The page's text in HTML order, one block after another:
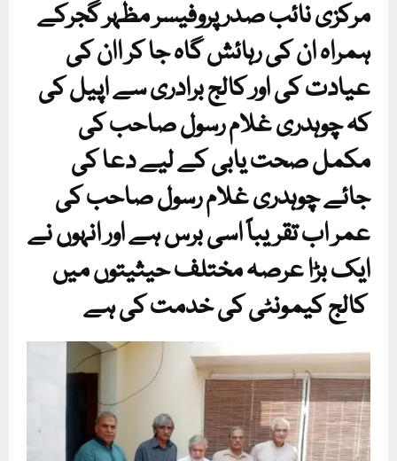
مرکزی نائب صدر پروفیسر مظہر گجرکے
ہمراہ ان کی رہائش گاہ جا کر اان کی
عیادت کی اور کالج برادری سے اپیل کی
کہ چوہدری غلام رسول صاحب کی
مکمل صحت یابی کے لیے دعا کی
جائے چوہدری غلام رسول صاحب کی
عمر اب تقریباً اسی برس ہے اور انہوں نے
ایک بڑا عرصہ مختلف حیثیتوں میں
کالج کیمونٹی کی خدمت کی ہے